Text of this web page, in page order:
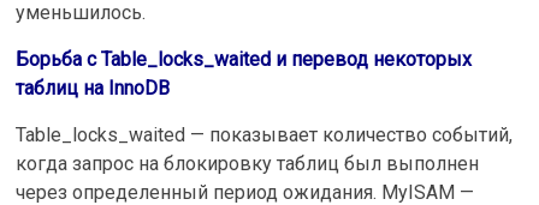
уменьшилось.
Борьба с Table_locks_waited и перевод некоторых
таблиц на InnoDB
Table_locks_waited — показывает количество событий,
когда запрос на блокировку таблиц был выполнен
через определенный период ожидания. MyISAM —